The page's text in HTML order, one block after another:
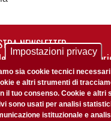
NEWSLETTER
per te nostre
della nostra
Impostazioni privacy
sia cookie tecnici
e altri strumenti di
il tuo consenso. Cookie e altri
sono usati per analisi
istituzionale e